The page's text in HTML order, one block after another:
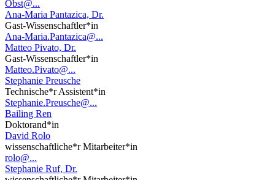
Obst@...
Ana-Maria Pantazica, Dr.
Gast-Wissenschaftler*in
Ana-Maria.Pantazica@...
Matteo Pivato, Dr.
Gast-Wissenschaftler*in
Matteo.Pivato@...
Stephanie Preusche
Technische*r Assistent*in
Stephanie.Preusche@...
Bailing Ren
Doktorand*in
David Rolo
wissenschaftliche*r Mitarbeiter*in
rolo@...
Stephanie Ruf, Dr.